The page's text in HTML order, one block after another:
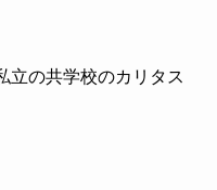
立の共学校のカリタス